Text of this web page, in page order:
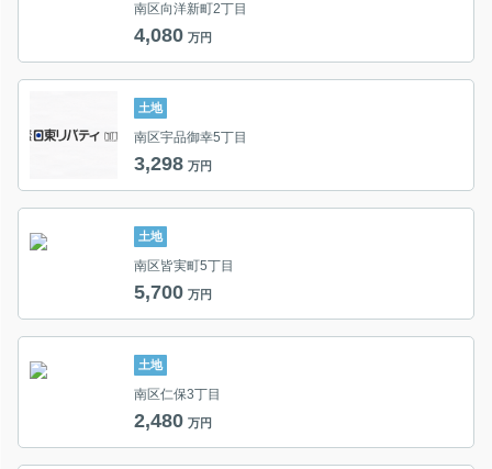
南区向洋新町2丁目
4,080 万円
土地
南区宇品御幸5丁目
3,298 万円
土地
南区皆実町5丁目
5,700 万円
土地
南区仁保3丁目
2,480 万円